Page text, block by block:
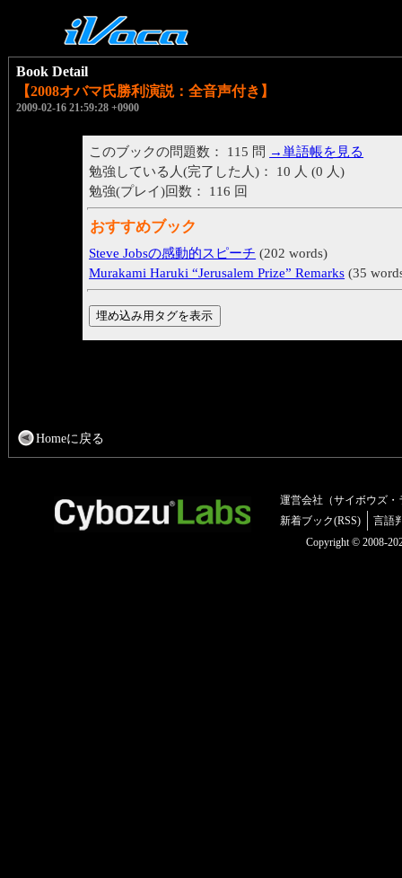
Book Detail
【2008オバマ氏勝利演説：全音声付き】
2009-02-16 21:59:28 +0900
このブックの問題数： 115 問 →単語帳を見る
勉強している人(完了した人)： 10 人 (0 人)
勉強(プレイ)回数： 116 回
おすすめブック
Steve Jobsの感動的スピーチ (202 words)
Murakami Haruki “Jerusalem Prize” Remarks (35
Homeに戻る
運営会社（サイボウズ・
新着ブック(RSS)
言語
Copyright © 2008-